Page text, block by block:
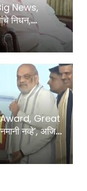
News,
निधन,
Padmashri Dr
Great
नव्हे’, अजित
खरा
To Gen